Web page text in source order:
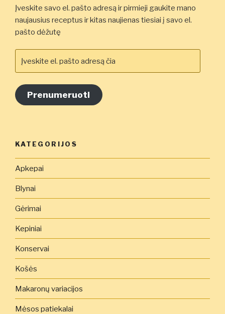
Įveskite savo el. pašto adresą ir pirmieji gaukite mano
naujausius receptus ir kitas naujienas tiesiai į savo el.
pašto dėžutę
el.
adresą
čia
Prenumeruoti
KATEGORIJOS
Apkepai
Blynai
Gėrimai
Kepiniai
Konservai
Košės
Makaronų variacijos
Mėsos patiekalai